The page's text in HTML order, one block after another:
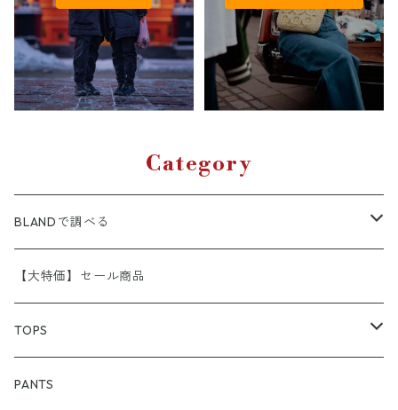
Category
BLANDで調べる
A.P.C
APE （A BATHING APE）
adidas
【大特価】セール商品
TOPS
アウター
PANTS